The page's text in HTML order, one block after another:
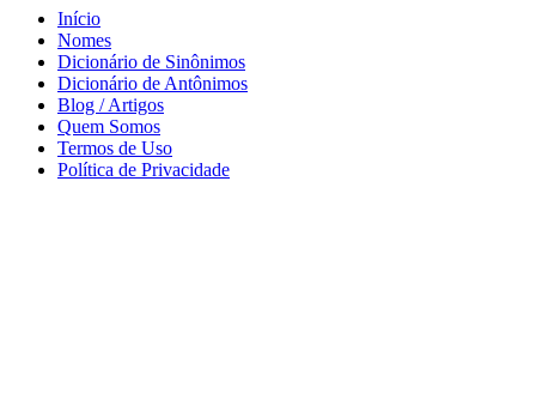
Início
Nomes
Dicionário de Sinônimos
Dicionário de Antônimos
Blog / Artigos
Quem Somos
Termos de Uso
Política de Privacidade